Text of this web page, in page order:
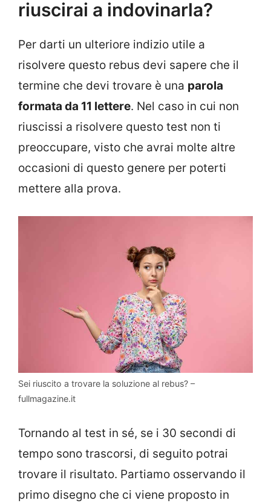
riuscirai a indovinarla?
Per darti un ulteriore indizio utile a
risolvere questo rebus devi sapere che il
termine che devi trovare è una parola
formata da 11 lettere. Nel caso in cui non
riuscissi a risolvere questo test non ti
preoccupare, visto che avrai molte altre
occasioni di questo genere per poterti
mettere alla prova.
Sei riuscito a trovare la soluzione al rebus? –
fullmagazine.it
Tornando al test in sé, se i 30 secondi di
tempo sono trascorsi, di seguito potrai
trovare il risultato. Partiamo osservando il
primo disegno che ci viene proposto in